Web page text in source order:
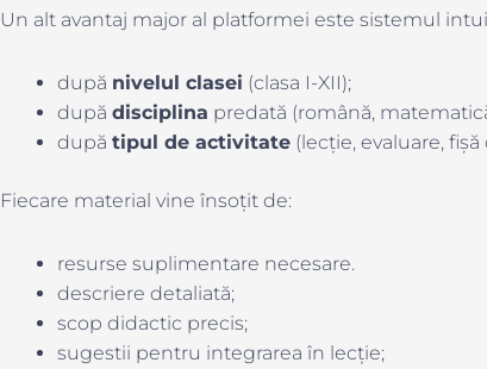
Un alt avantaj major al platformei este sistemul
după nivelul clasei (clasa I-XII);
după disciplina predată (română,
după tipul de activitate (lecție, evaluare,
Fiecare material vine însoțit de:
resurse suplimentare necesare.
descriere detaliată;
scop didactic precis;
sugestii pentru integrarea în lecție;